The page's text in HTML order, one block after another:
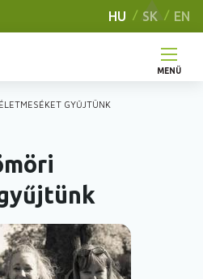
HU SK EN
MENÜ
GYŰJTÜNK